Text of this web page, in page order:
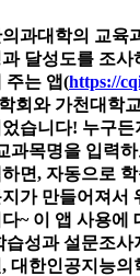
과대학의 교육
달성도를 조사
주는 앱(https://
회와 가천대학
습니다! 누구든
과목명을 입력
면, 자동으로
가 만들어져서
~ 이 앱 사용에
습성과 설문조사
대한인공지능의